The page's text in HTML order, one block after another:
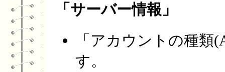
「サーバー情報」
「アカウントの種類
す。